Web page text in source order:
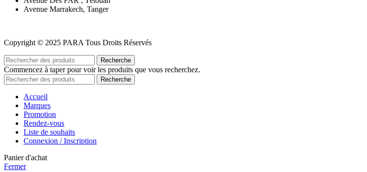
Avenue Marrakech, Tanger
Copyright © 2025 PARA Tous Droits Réservés
Recherche
Commencez à taper pour voir les produits que vous recherchez.
Recherche
Accueil
Marques
Promotion
Rendez-vous
Liste de souhaits
Connexion / Inscription
Panier d'achat
Fermer